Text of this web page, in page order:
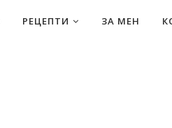
РЕЦЕПТИ ЗА МЕН